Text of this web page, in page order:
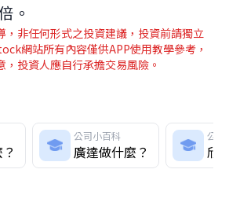
。
非任何形式之投資建議，投資前請獨立
網站所有內容僅供APP使用教學參考，
，投資人應自行承擔交易風險。
公司小百科
廣達做什麼？
公司
頎